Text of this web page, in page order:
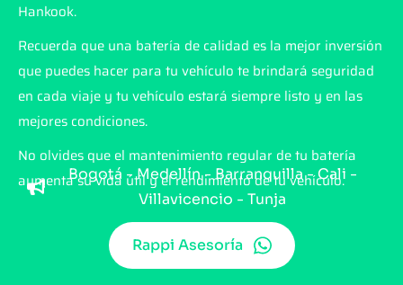
Hankook.
Recuerda que una batería de calidad es la mejor inversión
que puedes hacer para tu vehículo te brindará seguridad
en cada viaje y tu vehículo estará siempre listo y en las
mejores condiciones.
No olvides que el mantenimiento regular de tu batería
aumenta su vida útil y el rendimiento de tu vehículo.
Rappi Asesoría
Bogotá - Medellín - Barranquilla - Cali -
Villavicencio - Tunja